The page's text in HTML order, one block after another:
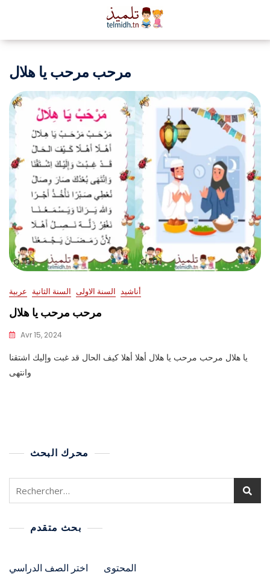
مرحب مرحب يا هلال
أناشيد السنة الاولى السنة الثانية عربية
مرحب مرحب يا هلال
Avr 15, 2024
يا هلال مرحب مرحب يا هلال أهلا أهلا كيف الحال قد غبت وإليك اشتقنا
وانتهى
محرك البحث
بحث متقدم
اختر الصف الدراسي المحتوى